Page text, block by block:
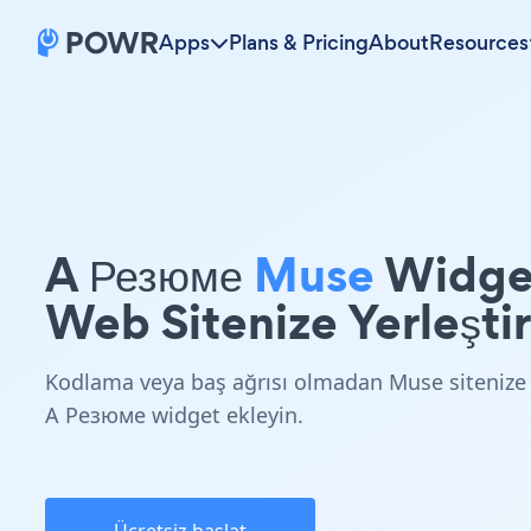
Apps Plans & PricingAboutResources
A Резюме Muse
Web Sitenize
Kodlama veya baş ağrısı olmadan Muse sitenize
A Резюме widget ekleyin.